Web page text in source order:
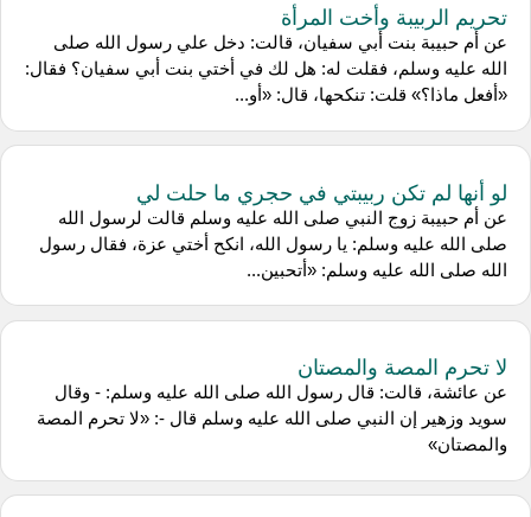
تحريم الربيبة وأخت المرأة
عن أم حبيبة بنت أبي سفيان، قالت: دخل علي رسول الله صلى
الله عليه وسلم، فقلت له: هل لك في أختي بنت أبي سفيان؟ فقال:
«أفعل ماذا؟» قلت: تنكحها، قال: «أو...
لو أنها لم تكن ربيبتي في حجري ما حلت لي
عن أم حبيبة زوج النبي صلى الله عليه وسلم قالت لرسول الله
صلى الله عليه وسلم: يا رسول الله، انكح أختي عزة، فقال رسول
الله صلى الله عليه وسلم: «أتحبين...
لا تحرم المصة والمصتان
عن عائشة، قالت: قال رسول الله صلى الله عليه وسلم: - وقال
سويد وزهير إن النبي صلى الله عليه وسلم قال -: «لا تحرم المصة
والمصتان»